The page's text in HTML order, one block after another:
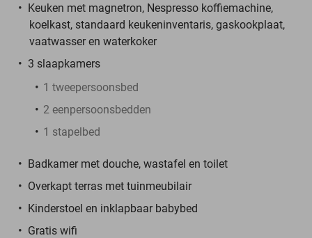
Keuken met magnetron, Nespresso koffiemachine,
koelkast, standaard keukeninventaris, gaskookplaat,
vaatwasser en waterkoker
3 slaapkamers
1 tweepersoonsbed
2 eenpersoonsbedden
1 stapelbed
Badkamer met douche, wastafel en toilet
Overkapt terras met tuinmeubilair
Kinderstoel en inklapbaar babybed
Gratis wifi